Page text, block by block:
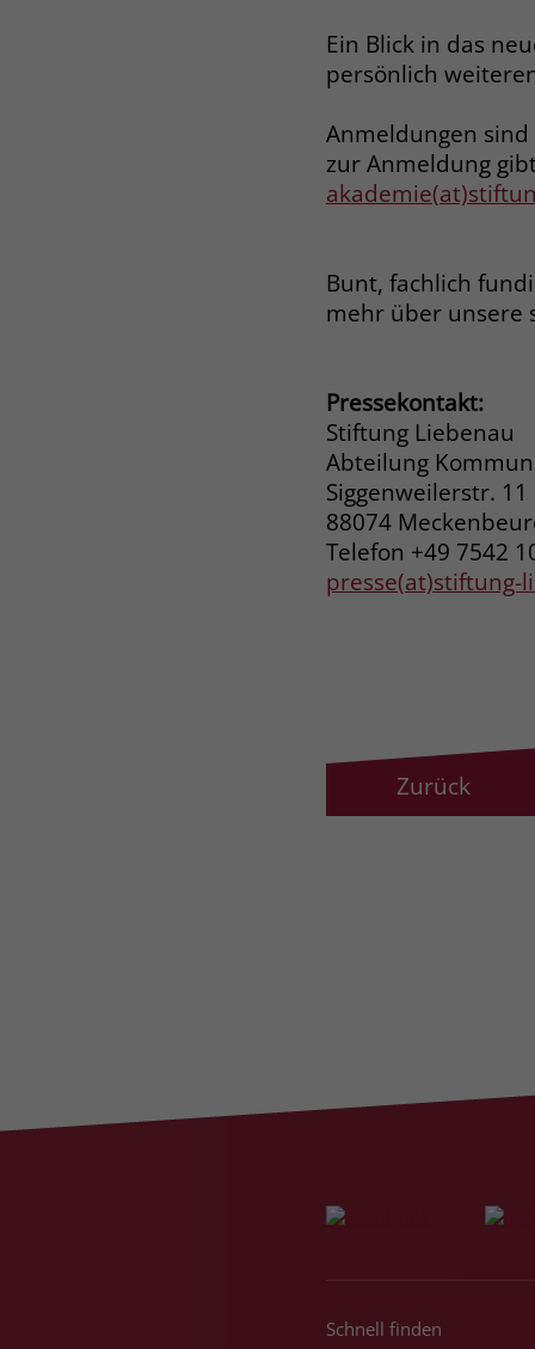
Ein Blick in das
persönlich
Anmeldungen
zur Anmeldung
Bunt, fachlich
mehr über unsere
Pressekontakt:
Stiftung Liebenau
Abteilung
Siggenweilerstr. 11
88074
Telefon +49 7542
presse(at)stiftung-
Zurück
Schnell finden